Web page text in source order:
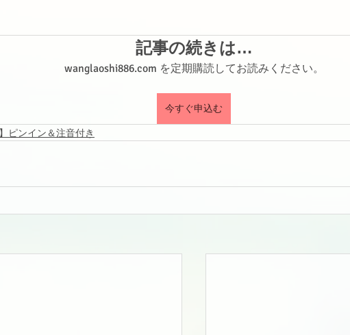
記事の続きは…
wanglaoshi886.com を定期購読してお読みください。
今すぐ申込む
ピンイン＆注音付き